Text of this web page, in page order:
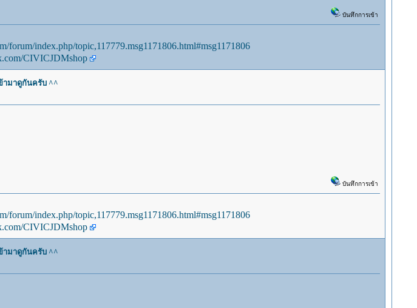
บันทึกการเข้า
forum/index.php/topic,117779.msg1171806.html#msg1171806
CIVICJDMshop
ข้ามาดูกันครับ ^^
บันทึกการเข้า
forum/index.php/topic,117779.msg1171806.html#msg1171806
CIVICJDMshop
ข้ามาดูกันครับ ^^